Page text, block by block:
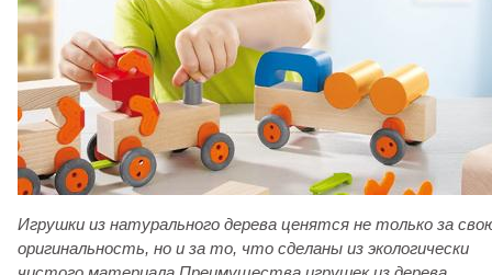
Игрушки из натурального дерева ценятся не только за
оригинальность, но и за то, что сделаны из экологически